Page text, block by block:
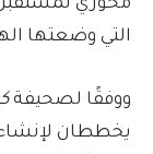
محوري لمستقبل
التي وضعتها
ووفقًا لصحيفة